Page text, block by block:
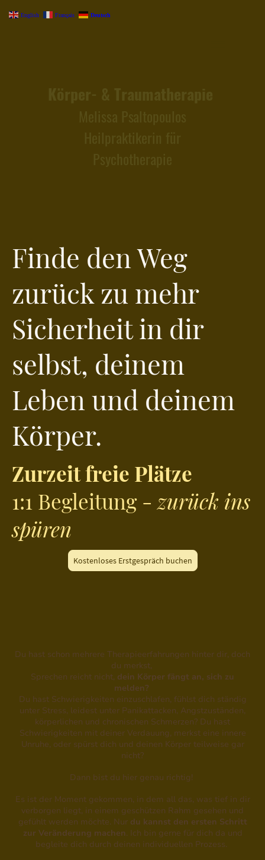
Finde den Weg
zurück zu mehr
Sicherheit in dir
selbst, deinem
Leben und deinem
Körper.
Zurzeit freie Plätze
1:1 Begleitung - zurück ins
spüren
Kostenloses Erstgespräch buchen
Du hast schon mehrere Therapieerfahrungen hinter dir, doch
du merkst,
Sprechen reicht nicht, dein Körper fängt an, sich zu
melden?
Du hast Schwierigkeiten einzuschlafen, fühlst dich ständig
unter Stress, leidest unter Panikattacken, Angstzuständen,
körperlichen und chronischen Schmerzen? Du hast
Schwierigkeiten mit deiner Verdauung, merkst eine innere
Unruhe, oder spürst dich und deinen Körper teilweise gar
nicht?
Dann bist du hier genau richtig!
Es ist der Moment gekommen, in dem all das, was tief in dir
verborgen liegt, in einem geschützen Rahm gesehen und
gefühlt werden möchte. Nur du kannst den ersten Schritt
zur Veränderung machen. Ich bin gerne für dich da und
begleite dich durch deinen individuellen Prozess.
English Français Deutsch